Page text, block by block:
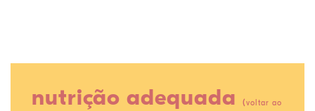
nutrição adequada (voltar ao